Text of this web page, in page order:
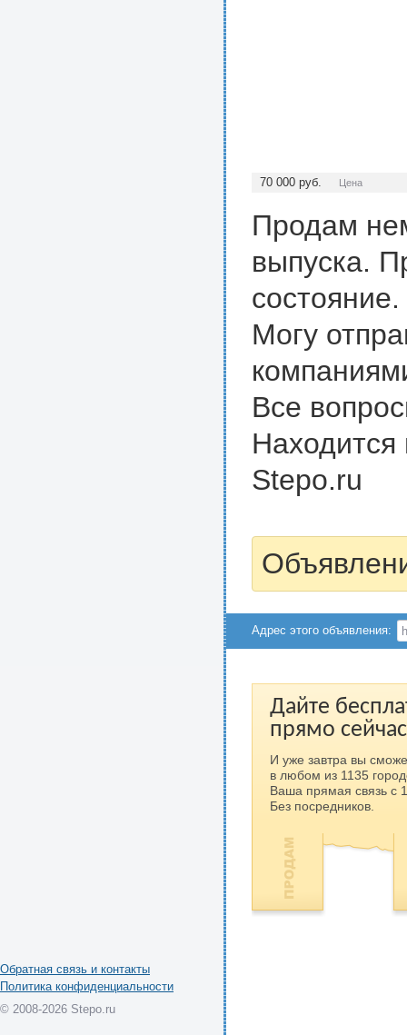
70 000 руб. Цена
Продам
выпуска.
Могу
Все
Находится
Stepo.ru
Адрес этого объявления:
Дайте
прямо
И уже завтра вы
в любом из 1135
Ваша прямая связь с
Без посредников.
Обратная связь и контакты
Политика конфиденциальности
© 2008-2026 Stepo.ru